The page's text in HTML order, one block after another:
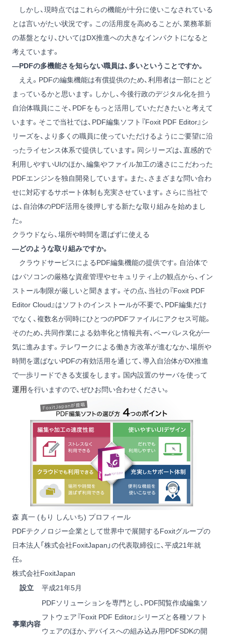
しかし、現時点ではこれらの機能が十分に使いこなされている
とは言いがたい状況です。この活用度を高めることが、業務革新
の基盤となり、ひいてはDX推進への大きなインパクトになると
考えています。
―PDFの多機能さを知らない職員は、多いということですか。
ええ。PDFの編集機能は有償提供のため、利用者は一部にとど
まっているかと思います。しかし、今後行政のデジタル化を担う
自治体職員にこそ、PDFをもっと活用していただきたいと考えて
います。そこで当社では、PDF編集ソフト『Foxit PDF Editor』シ
リーズを、より多くの職員に使っていただけるようにご要望に沿
ったライセンス体系で提供しています。同シリーズは、直感的で
利用しやすいUIのほか、編集やファイル加工の速さにこだわった
PDFエンジンを独自開発しています。また、さまざまな問い合わ
せに対応するサポート体制も充実させています。さらに当社で
は、自治体のPDF活用を後押しする新たな取り組みを始めまし
た。
クラウドなら、場所や時間を選ばずに使える
―どのような取り組みですか。
クラウドサービスによるPDF編集機能の提供です。自治体で
はパソコンの厳格な資産管理やセキュリティ上の観点から、イン
ストール制限が厳しいと聞きます。その点、当社の『Foxit PDF
Editor Cloud』はソフトのインストールが不要で、PDF編集だけ
でなく、複数名が同時にひとつのPDFファイルにアクセス可能。
そのため、共同作業による効率化と情報共有、ペーパレス化が一
気に進みます。テレワークによる働き方改革が進むなか、場所や
時間を選ばないPDFの有効活用を通じて、導入自治体がDX推進
で一歩リードできる支援をします。国内設置のサーバを使って
運用を行いますので、ぜひお問い合わせください。
森 真一 (もり しんいち) プロフィール
PDFテクノロジー企業として世界中で展開するFoxitグループの
日本法人「株式会社FoxitJapan」の代表取締役に、平成21年就
任。
株式会社FoxitJapan
設立
平成21年5月
事業内容
PDFソリューションを専門とし、PDF閲覧作成編集ソ
フトウェア『Foxit PDF Editor』シリーズと各種ソフト
ウェアのほか、デバイスへの組み込み用PDFSDKの開